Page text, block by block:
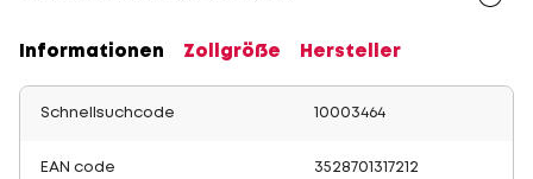
Informationen Zollgröße Hersteller
Schnellsuchcode 10003464
EAN code 3528701317212